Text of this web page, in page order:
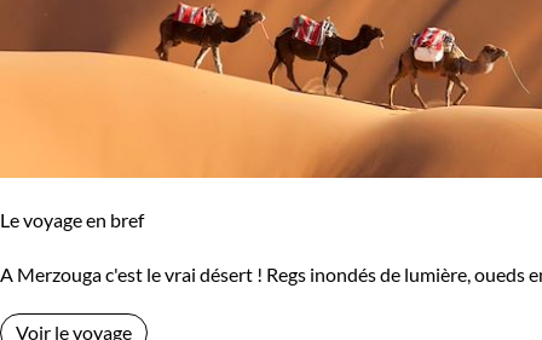
Rodrigues
Rwanda
Tanzanie
Le voyage en bref
A Merzouga c'est le vrai désert ! Regs inondés de lumière,
Voir le voyage